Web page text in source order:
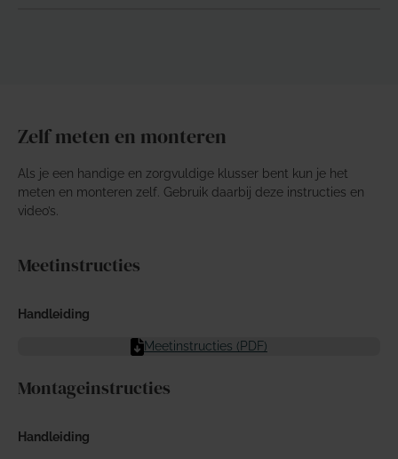
Zelf meten en monteren
Als je een handige en zorgvuldige klusser bent kun je het
meten en monteren zelf. Gebruik daarbij deze instructies en
video’s.
Meetinstructies
Handleiding
Meetinstructies (PDF)
Montageinstructies
Handleiding